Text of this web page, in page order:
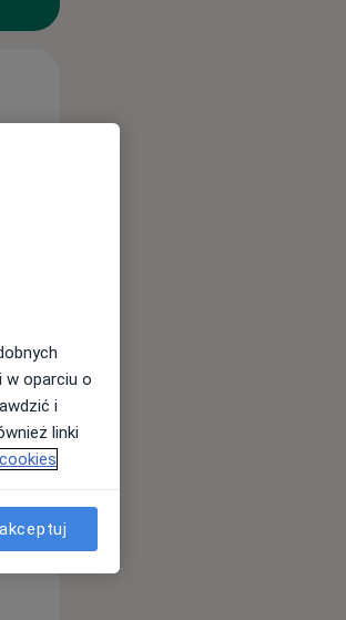
Wt,
11 Sie
w oparciu o
i
linki